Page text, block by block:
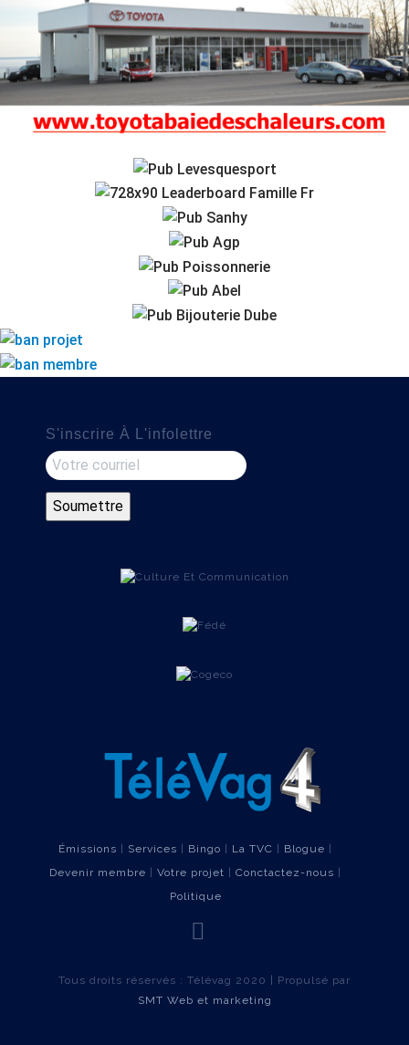
S'inscrire À L'infolettre
Émissions Services Bingo La TVC Blogue
Devenir membre
Votre projet Conctactez-nous
Politique
Tous droits réservés : Télévag 2020 | Propulsé par
SMT Web et marketing